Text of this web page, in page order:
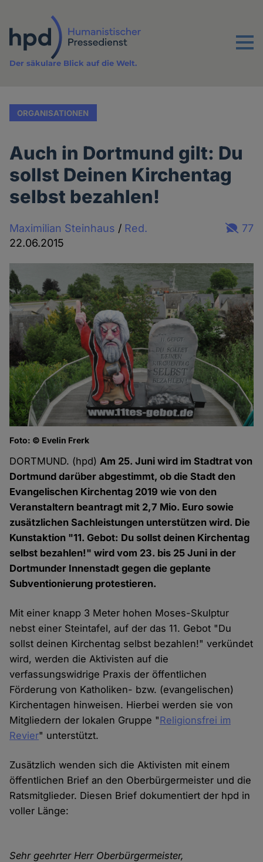
Inhalt
Menu
Der säkulare Blick auf die Welt.
ORGANISATIONEN
Auch in Dortmund gilt: Du
sollst Deinen Kirchentag
selbst bezahlen!
Maximilian Steinhaus / Red.
22.06.2015
77
Foto: © Evelin Frerk
DORTMUND. (hpd)Am 25. Juni wird im Stadtrat von
Dortmund darüber abgestimmt, ob die Stadt den
Evangelischen Kirchentag 2019 wie von den
Veranstaltern beantragt mit 2,7 Mio. Euro sowie
zusätzlichen Sachleistungen unterstützen wird. Die
Kunstaktion "11. Gebot: Du sollst deinen Kirchentag
selbst bezahlen!" wird vom 23. bis 25 Juni in der
Dortmunder Innenstadt gegen die geplante
Subventionierung protestieren.
Mit einer knapp 3 Meter hohen Moses-Skulptur
nebst einer Steintafel, auf der das 11. Gebot "Du
sollst deinen Kirchentag selbst bezahlen!" verkündet
wird, werden die Aktivisten auf die
verfassungswidrige Praxis der öffentlichen
Förderung von Katholiken- bzw. (evangelischen)
Kirchentagen hinweisen. Hierbei werden sie von
Mitgliedern der lokalen Gruppe "Religionsfrei im
Revier" unterstützt.
Zusätzlich wenden sich die Aktivisten mit einem
öffentlichen Brief an den Oberbürgermeister und die
Ratsmitglieder. Diesen Brief dokumentiert der hpd in
voller Länge:
Sehr geehrter Herr Oberbürgermeister,